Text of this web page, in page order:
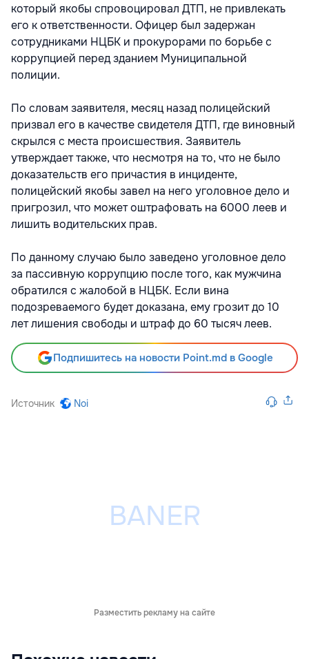
который якобы спровоцировал ДТП, не привлекать
его к ответственности. Офицер был задержан
сотрудниками НЦБК и прокурорами по борьбе с
коррупцией перед зданием Муниципальной
полиции.
По словам заявителя, месяц назад полицейский
призвал его в качестве свидетеля ДТП, где виновный
скрылся с места происшествия. Заявитель
утверждает также, что несмотря на то, что не было
доказательств его причастия в инциденте,
полицейский якобы завел на него уголовное дело и
пригрозил, что может оштрафовать на 6000 леев и
лишить водительских прав.
По данному случаю было заведено уголовное дело
за пассивную коррупцию после того, как мужчина
обратился с жалобой в НЦБК. Если вина
подозреваемого будет доказана, ему грозит до 10
лет лишения свободы и штраф до 60 тысяч леев.
Подпишитесь на новости Point.md в Google
Источник Noi
Разместить рекламу на сайте